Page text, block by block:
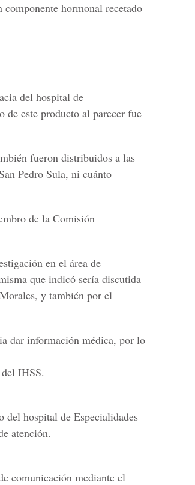
hormonal recetado
del hospital de
de este producto al parecer fue
fueron distribuidos a las
Pedro Sula, ni cuánto
de la Comisión
en el área de
que indicó sería discutida
y también por el
dar información médica, por lo
IHSS.
hospital de Especialidades
atención.
comunicación mediante el